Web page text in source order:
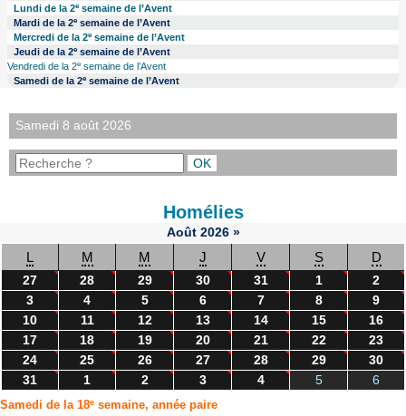
Lundi de la 2esemaine de l’Avent
Mardi de la 2e semaine de l’Avent
Mercredi de la 2esemaine de l’Avent
Jeudi de la 2e semaine de l’Avent
Vendredi de la 2esemaine de l’Avent
Samedi de la 2e semaine de l’Avent
Samedi 8 août 2026
Homélies
Août 2026 »
L M M J V S D
27 28 29 30 31 1
2
3
4 5 6 7 8
9
10
11 12 13 14 15
16
17
18 19 20 21 22
23
24
25 26 27 28 29
30
31
1 2 3 4 5 6
Samedi de la 18e semaine, année paire